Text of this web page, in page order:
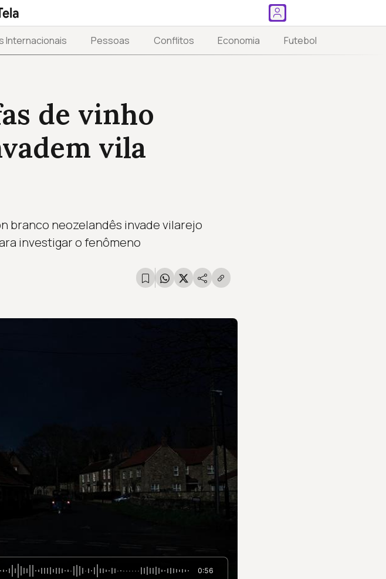
Internacionais Pessoas Conflitos Economia Futebol
de vinho
vila
branco neozelandês invade vilarejo
investigar o fenômeno
0:56